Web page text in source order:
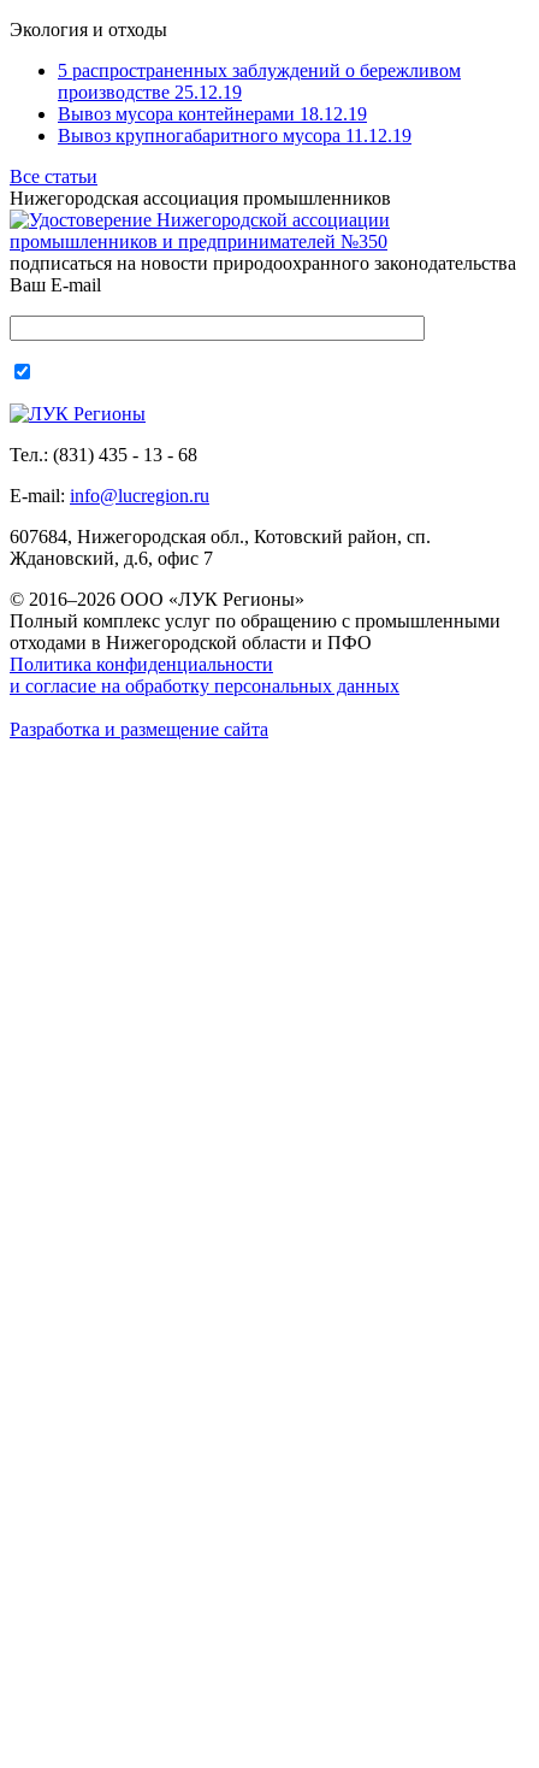
Экология и отходы
5 распространенных заблуждений о бережливом
производстве 25.12.19
Вывоз мусора контейнерами 18.12.19
Вывоз крупногабаритного мусора 11.12.19
Все статьи
Нижегородская ассоциация промышленников
подписаться на новости природоохранного законодательства
Ваш E-mail
Тел.: (831) 435 - 13 - 68
E-mail: info@lucregion.ru
607684, Нижегородская обл., Котовский район, сп.
Ждановский, д.6, офис 7
© 2016–2026 ООО «ЛУК Регионы»
Полный комплекс услуг по обращению с промышленными
отходами в Нижегородской области и ПФО
Политика конфиденциальности
и согласие на обработку персональных данных
Разработка и размещение сайта